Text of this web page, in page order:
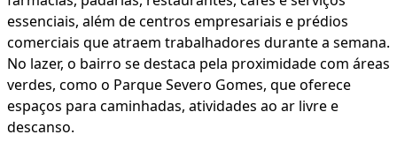
essenciais, além de centros empresariais e prédios
comerciais que atraem trabalhadores durante a semana.
No lazer, o bairro se destaca pela proximidade com áreas
verdes, como o Parque Severo Gomes, que oferece
espaços para caminhadas, atividades ao ar livre e
descanso.